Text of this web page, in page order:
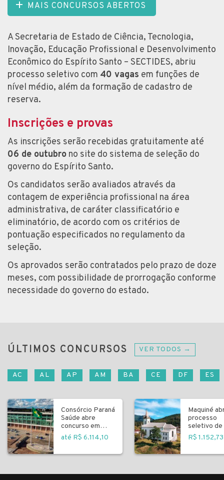
MAIS CONCURSOS ABERTOS
A Secretaria de Estado de Ciência, Tecnologia,
Inovação, Educação Profissional e Desenvolvimento
Econômico do Espírito Santo – SECTIDES, abriu
processo seletivo com 40 vagas em funções de
nível médio, além da formação de cadastro de
reserva.
Inscrições e provas
As inscrições serão recebidas gratuitamente até
06 de outubro no site do sistema de seleção do
governo do Espírito Santo.
Os candidatos serão avaliados através da
contagem de experiência profissional na área
administrativa, de caráter classificatório e
eliminatório, de acordo com os critérios de
pontuação especificados no regulamento da
seleção.
Os aprovados serão contratados pelo prazo de doze
meses, com possibilidade de prorrogação conforme
necessidade do governo do estado.
ÚLTIMOS CONCURSOS VER TODOS →
AC AL AP AM BA CE DF ES
Consórcio Paraná
Saúde abre
concurso em
Curitiba
até R$ 6.114,10
Maquiné
processo
seletivo de
R$ 1.152,73